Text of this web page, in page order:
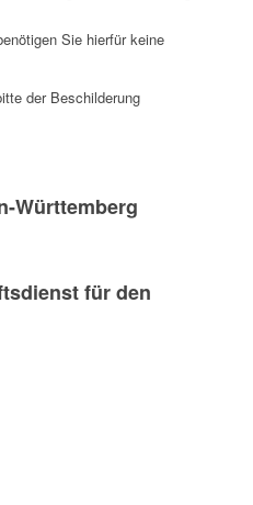
Sie hierfür keine
der Beschilderung
Württemberg
für den